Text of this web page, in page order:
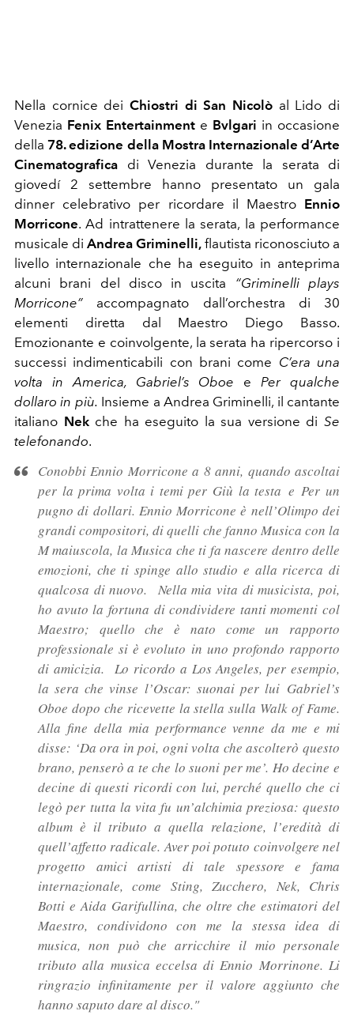
Nella cornice dei Chiostri di San Nicolò al Lido di
Venezia Fenix Entertainment e Bvlgari in occasione
della78. edizione della Mostra Internazionale d’Arte
Cinematografica di Venezia durante la serata di
giovedí 2 settembre hanno presentato un gala
dinner celebrativo per ricordare il Maestro Ennio
Morricone. Ad intrattenere la serata, la performance
musicale di Andrea Griminelli, flautista riconosciuto a
livello internazionale che ha eseguito in anteprima
alcuni brani del disco in uscita “Griminelli plays
Morricone”
accompagnato dall’orchestra di 30
elementi diretta dal Maestro Diego Basso.
Emozionante e coinvolgente, la serata ha ripercorso i
successi indimenticabili con brani come C’era una
volta in America, Gabriel’s Oboe ePer qualche
dollaro in più. Insieme a Andrea Griminelli, il cantante
italiano Nekche ha eseguito la sua versione diSe
telefonando.
Conobbi Ennio Morricone a 8 anni, quando ascoltai
per la prima volta i temi per Giù la testa ePer un
pugno di dollari. Ennio Morricone è nell’Olimpo dei
grandi compositori, di quelli che fanno Musica con la
M maiuscola, la Musica che ti fa nascere dentro delle
emozioni, che ti spinge allo studio e alla ricerca di
qualcosa di nuovo. Nella mia vita di musicista, poi,
ho avuto la fortuna di condividere tanti momenti col
Maestro; quello che è nato come un rapporto
professionale si è evoluto in uno profondo rapporto
di amicizia. Lo ricordo a Los Angeles, per esempio,
la sera che vinse l’Oscar: suonai per lui Gabriel’s
Oboe dopo che ricevette la stella sulla Walk of Fame.
Alla fine della mia performance venne da me e mi
disse: ‘Da ora in poi, ogni volta che ascolterò questo
brano, penserò a te che lo suoni per me’. Ho decine e
decine di questi ricordi con lui, perché quello che ci
legò per tutta la vita fu un’alchimia preziosa: questo
album è il tributo a quella relazione, l’eredità di
quell’affetto radicale. Aver poi potuto coinvolgere nel
progetto amici artisti di tale spessore e fama
internazionale, come Sting, Zucchero, Nek, Chris
Botti e Aida Garifullina, che oltre che estimatori del
Maestro, condividono con me la stessa idea di
musica, non può che arricchire il mio personale
tributo alla musica eccelsa di Ennio Morrinone. Li
ringrazio infinitamente per il valore aggiunto che
hanno saputo dare al disco."